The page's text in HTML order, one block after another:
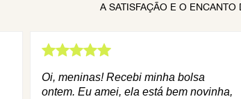
A SATISFAÇÃO E O
Oi, meninas! Recebi minha bolsa
ontem. Eu amei, ela está bem novinha,